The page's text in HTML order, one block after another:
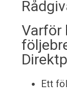
Varför
Ett